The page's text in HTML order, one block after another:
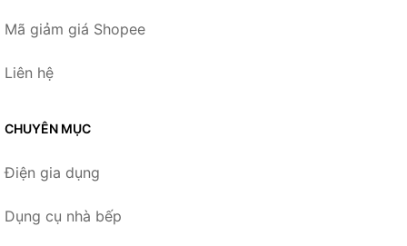
Mã giảm giá Shopee
Liên hệ
CHUYÊN MỤC
Điện gia dụng
Dụng cụ nhà bếp